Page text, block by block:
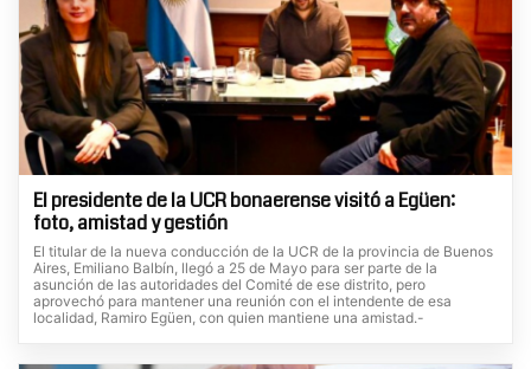
El presidente de la UCR bonaerense visitó a Egüen:
foto, amistad y gestión
El titular de la nueva conducción de la UCR de la provincia de Buenos
Aires, Emiliano Balbín, llegó a 25 de Mayo para ser parte de la
asunción de las autoridades del Comité de ese distrito, pero
aprovechó para mantener una reunión con el intendente de esa
localidad, Ramiro Egüen, con quien mantiene una amistad.-